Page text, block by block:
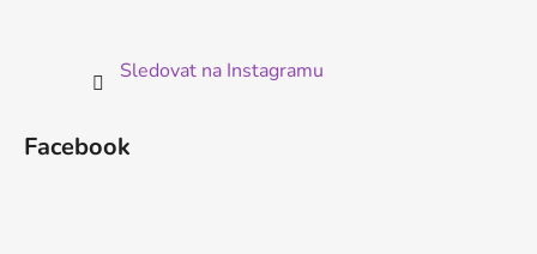
Sledovat na Instagramu
Facebook